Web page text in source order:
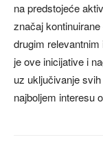
na predstojeće
značaj
drugim
je ove inicijative i
uz uključivanje
najboljem interesu